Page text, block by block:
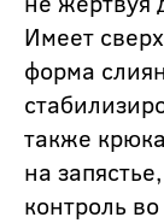
Имеет
форма
также
на
контроль